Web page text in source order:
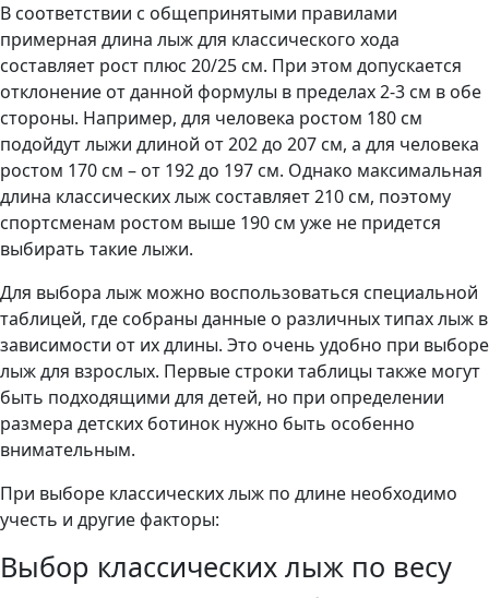
В соответствии с общепринятыми правилами
примерная длина лыж для классического хода
составляет рост плюс 20/25 см. При этом допускается
отклонение от данной формулы в пределах 2-3 см в обе
стороны. Например, для человека ростом 180 см
подойдут лыжи длиной от 202 до 207 см, а для человека
ростом 170 см – от 192 до 197 см. Однако максимальная
длина классических лыж составляет 210 см, поэтому
спортсменам ростом выше 190 см уже не придется
выбирать такие лыжи.
Для выбора лыж можно воспользоваться специальной
таблицей, где собраны данные о различных типах лыж в
зависимости от их длины. Это очень удобно при выборе
лыж для взрослых. Первые строки таблицы также могут
быть подходящими для детей, но при определении
размера детских ботинок нужно быть особенно
внимательным.
При выборе классических лыж по длине необходимо
учесть и другие факторы:
Выбор классических лыж по весу